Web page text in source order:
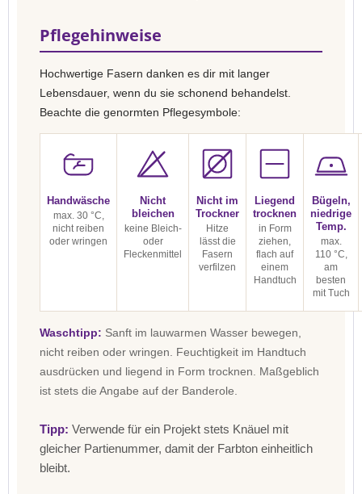
Pflegehinweise
Hochwertige Fasern danken es dir mit langer
Lebensdauer, wenn du sie schonend behandelst.
Beachte die genormten Pflegesymbole:
Handwäsche
max. 30 °C,
nicht reiben
oder wringen
Nicht
bleichen
keine Bleich-
oder
Fleckenmittel
Nicht im
Trockner
Hitze
lässt die
Fasern
verfilzen
Liegend
trocknen
in Form
ziehen,
flach auf
einem
Handtuch
Bügeln,
niedrige
Temp.
max.
110 °C,
am
besten
mit Tuch
Waschtipp: Sanft im lauwarmen Wasser bewegen,
nicht reiben oder wringen. Feuchtigkeit im Handtuch
ausdrücken und liegend in Form trocknen. Maßgeblich
ist stets die Angabe auf der Banderole.
Tipp: Verwende für ein Projekt stets Knäuel mit
gleicher Partienummer, damit der Farbton einheitlich
bleibt.